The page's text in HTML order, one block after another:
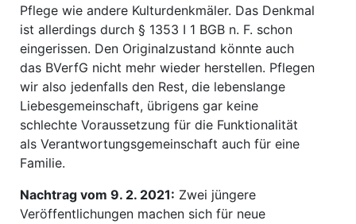
Pflege wie andere Kulturdenkmäler. Das Denkmal
ist allerdings durch § 1353 I 1 BGB n. F. schon
eingerissen. Den Originalzustand könnte auch
das BVerfG nicht mehr wieder herstellen. Pflegen
wir also jedenfalls den Rest, die lebenslange
Liebesgemeinschaft, übrigens gar keine
schlechte Voraussetzung für die Funktionalität
als Verantwortungsgemeinschaft auch für eine
Familie.
Nachtrag vom 9. 2. 2021: Zwei jüngere
Veröffentlichungen machen sich für neue